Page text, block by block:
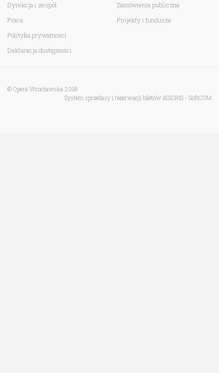
Dyrekcja i zespół
Praca
Polityka prywatności
Deklaracja dostępności
Zamówienia publiczne
Projekty i fundusze
© Opera Wrocławska 2018
System sprzedaży i rezerwacji biletów iKSORIS - SoftCOM